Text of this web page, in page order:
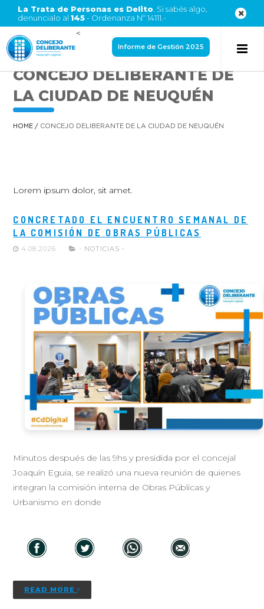
La Trata de Personas es Delito . Si sabés algo,
denuncialo al 145- Ordenanza Nº 14111.-
<
Informe de Gestión 2025
CONCEJO DELIBERANTE DE
LA CIUDAD DE NEUQUÉN
HOME / CONCEJO DELIBERANTE DE LA CIUDAD DE NEUQUÉN
Lorem ipsum dolor, sit amet.
CONCRETADO EL ENCUENTRO SEMANAL DE
LA COMISIÓN DE OBRAS PÚBLICAS
4.08.2026 - NOTICIAS -
Minutos después de las 9hs y presidida por el concejal
Joaquín Eguia, se realizó una nueva reunión de quienes
integran la comisión interna de Obras Públicas y
Urbanismo en donde
READ MORE